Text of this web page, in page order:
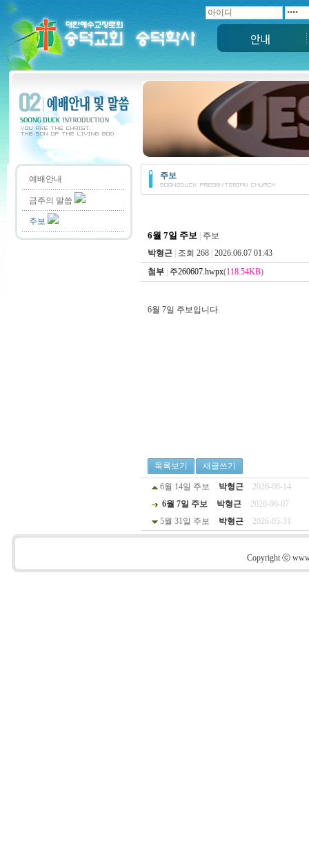
안내
예배안내
금주의 말씀
주보
주보
6월 7일 주보
주보
박형근
조회 268 2026.06.07 01:43
첨부
주260607.hwpx(118.54KB)
6월 7일 주보입니다.
목록보기 새글쓰기
6월 14일 주보 박형근
2026-06-14
6월 7일 주보
박형근
2026-06-07
5월 31일 주보
박형근 2026-05-31
Copyright ⓒ